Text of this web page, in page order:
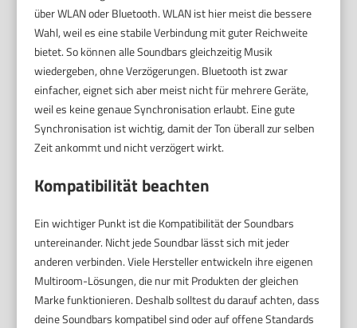
über WLAN oder Bluetooth. WLAN ist hier meist die bessere
Wahl, weil es eine stabile Verbindung mit guter Reichweite
bietet. So können alle Soundbars gleichzeitig Musik
wiedergeben, ohne Verzögerungen. Bluetooth ist zwar
einfacher, eignet sich aber meist nicht für mehrere Geräte,
weil es keine genaue Synchronisation erlaubt. Eine gute
Synchronisation ist wichtig, damit der Ton überall zur selben
Zeit ankommt und nicht verzögert wirkt.
Kompatibilität beachten
Ein wichtiger Punkt ist die Kompatibilität der Soundbars
untereinander. Nicht jede Soundbar lässt sich mit jeder
anderen verbinden. Viele Hersteller entwickeln ihre eigenen
Multiroom-Lösungen, die nur mit Produkten der gleichen
Marke funktionieren. Deshalb solltest du darauf achten, dass
deine Soundbars kompatibel sind oder auf offene Standards